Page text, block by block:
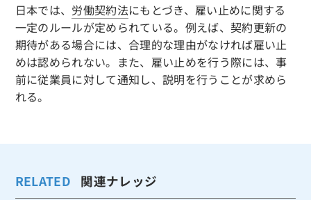
日本では、 労働契約法にもとづき、雇い止めに関する
一定のルールが定められている。例えば、契約更新の
期待がある場合には、合理的な理由がなければ雇い止
めは認められない。また、雇い止めを行う際には、事
前に従業員に対して通知し、説明を行うことが求めら
れる。
RELATED 関連ナレッジ